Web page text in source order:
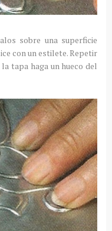
sobre una superficie
con un estilete. Repetir
tapa haga un hueco del